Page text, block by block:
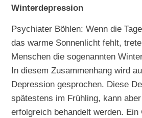
Winterdepression
Psychiater Böhlen: Wenn die
das warme Sonnenlicht fehlt,
Menschen die sogenannten
In diesem Zusammenhang wird
Depression gesprochen. Diese
spätestens im Frühling, kann
erfolgreich behandelt werden. Ein